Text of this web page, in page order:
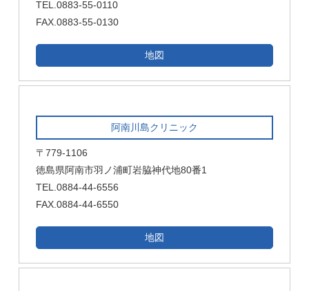
TEL.0883-55-0110
FAX.0883-55-0130
地図
阿南川島クリニック
〒779-1106
徳島県阿南市羽ノ浦町岩脇神代地80番1
TEL.0884-44-6556
FAX.0884-44-6550
地図